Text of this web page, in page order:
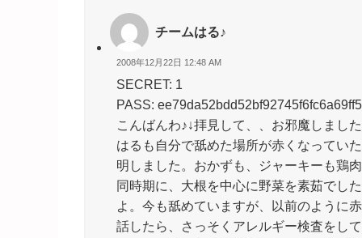
チームはる♪
2008年12月22日 12:48 AM
SECRET: 1
PASS:
こんばんわ♪↓拝見して、、お邪魔しまし
はるも自分で舐めた場所が赤くなってい
明しました。おかずも、ジャーキーも鶏
同時期に、大根を中心に野菜を素茹でし
よ。今も舐めていますが、以前のように
話したら、さっそくアレルギー検査をし